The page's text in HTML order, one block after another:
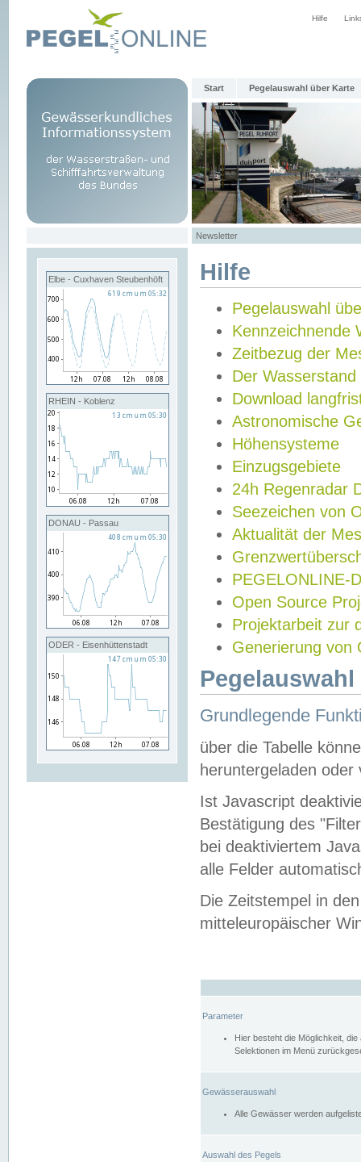
Hilfe
Start Pegelauswahl über Karte
Newsletter
Elbe - Cuxhaven Steubenhöft
RHEIN - Koblenz
DONAU - Passau
ODER - Eisenhüttenstadt
Hilfe
Pegelauswahl
Kennzeichnende
Zeitbezug der
Der Wasserstand
Download
Astronomische
Höhensysteme
Einzugsgebiete
24h Regenradar
Seezeichen von
Aktualität der
PEGELONLINE-
Open Source
Projektarbeit zur
Generierung von
Grundlegende
über die Tabelle
heruntergeladen oder
Ist Javascript
Bestätigung des
bei deaktiviertem
alle Felder
Die Zeitstempel in
mitteleuropäischer
Parameter
Hier besteht die Möglichkeit,
Selektionen im Menü
Gewässerauswahl
Alle Gewässer werden
Auswahl des Pegels